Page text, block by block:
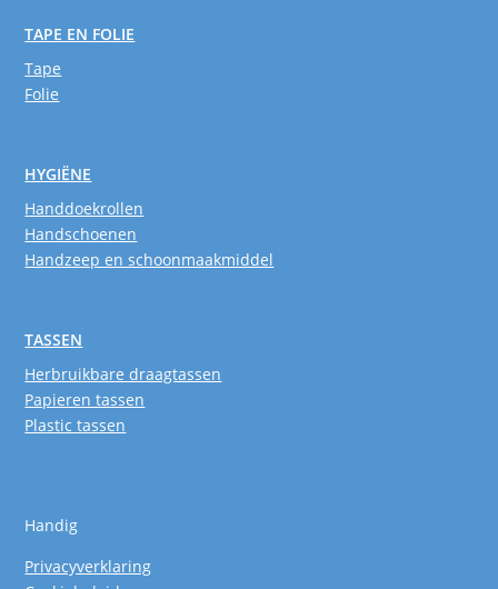
TAPE EN FOLIE
Tape
Folie
HYGIËNE
Handdoekrollen
Handschoenen
Handzeep en schoonmaakmiddel
TASSEN
Herbruikbare draagtassen
Papieren tassen
Plastic tassen
Handig
Privacyverklaring